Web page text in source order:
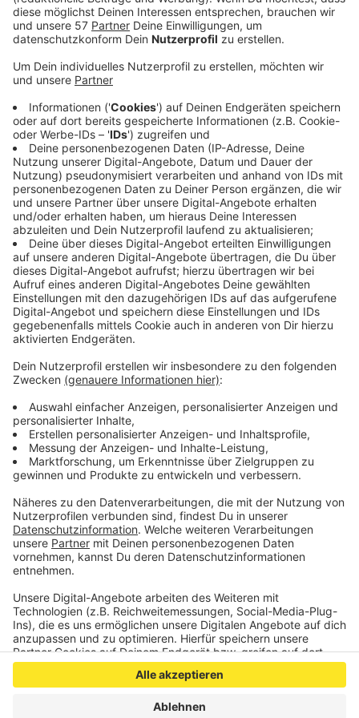
Vaalser Straße bekommt 5000 Euro von einer Uni-
Gesellschaft.
Die RWTH Business School GmbH spendet den
Betrag - und übernimmt die Patenschaft für eins
der zwölf Familien-Apartments in dem Elternhaus.
Im Ronald McDonald-Haus kommen schon seit
1991 jedes Jahr 170 Familien unter, deren
schwerkranke Kinder in der Uniklinik behandelt
werden. Es ist zuletzt aufwändig saniert worden.
Hinter der Einrichtung steht dieMcDonald’s-
Kinderhilfe-Stiftung.
Veröffentlicht:Donnerstag, 15.10.2020 11:58
Anzeige
Aline Wesner (Mitte), COO der RWTH Business School,
übergibt zusammen mit Dr. Helmut Dinger (rechts),
Geschäftsführer der RWTH Business School, der
Leiterin des Ronald McDonald Hauses, Christine
Esparza Valdez (links), die Spende in Höhe von 5.000
Euro.
Anzeige
Anzeige